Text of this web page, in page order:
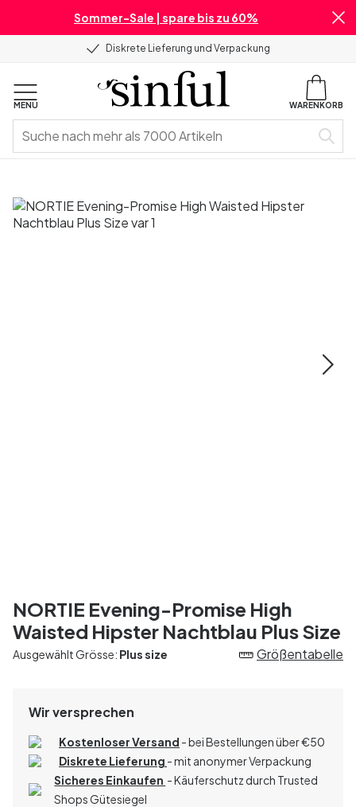
Sommer-Sale | spare bis zu 60%
Diskrete Lieferung und Verpackung
MENU WARENKORB
NORTIE Evening-Promise High
Waisted Hipster Nachtblau Plus Size
Ausgewählt Grösse: Plus size Größentabelle
Wir versprechen
Kostenloser Versand - bei Bestellungen über€50
Diskrete Lieferung - mit anonymer Verpackung
Sicheres Einkaufen - Käuferschutz durch Trusted
Shops Gütesiegel